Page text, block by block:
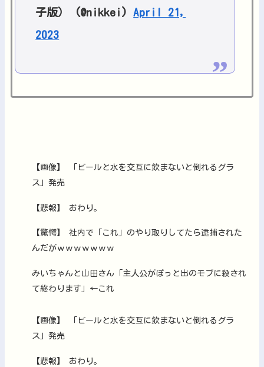
子版） (@nikkei)April 21,
2023
【画像】 「ビールと水を交互に飲まないと倒れるグラ
ス」発売
【悲報】 おわり。
【驚愕】 社内で「これ」のやり取りしてたら逮捕された
んだがｗｗｗｗｗｗｗ
みいちゃんと山田さん「主人公がぽっと出のモブに殺され
て終わります」←これ
【画像】 「ビールと水を交互に飲まないと倒れるグラ
ス」発売
【悲報】 おわり。